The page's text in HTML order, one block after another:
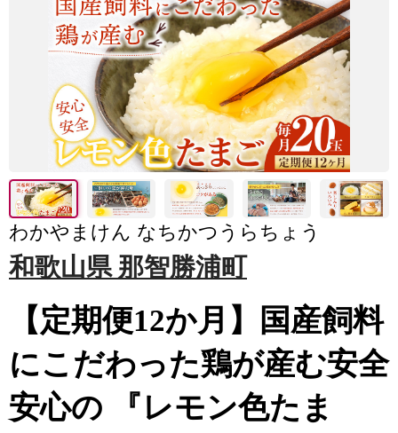
わかやまけん なちかつうらちょう
和歌山県 那智勝浦町
【定期便12か月】国産飼料
にこだわった鶏が産む安全
安心の 『レモン色たま